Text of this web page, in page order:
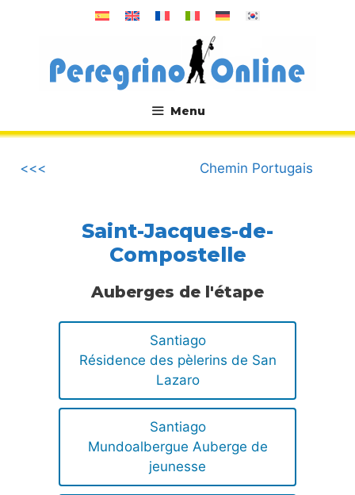
Menu
.
<<<
Chemin Portugais
Saint-Jacques-de-
Compostelle
Auberges de l'étape
Santiago
Résidence des pèlerins de San
Lazaro
Santiago
Mundoalbergue Auberge de
jeunesse